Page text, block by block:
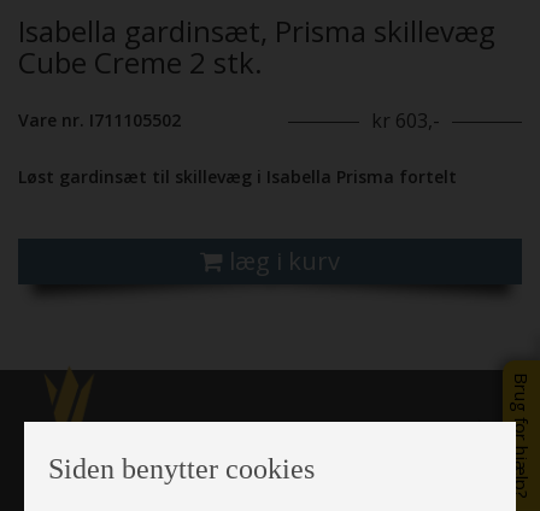
Brug for hjælp?
Isabella gardinsæt, Prisma skillevæg
Cube Creme 2 stk.
Vare nr. I711105502 kr 603,-
Løst gardinsæt til skillevæg i Isabella Prisma fortelt
læg i kurv
Siden benytter cookies